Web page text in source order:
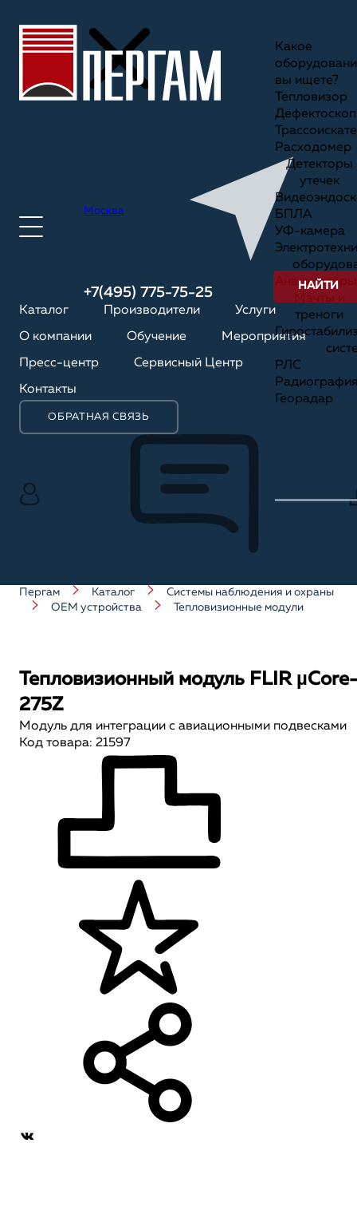
Москва
+7(495) 775-75-25
Каталог Производители Услуги
О компании Обучение Мероприятия
Пресс-центр Сервисный Центр
Контакты
ОБРАТНАЯ СВЯЗЬ
Какое
вы ищете?
Тепловизор
Дефектоскоп
Расходомер
Детекторы
утечек
БПЛА
УФ-камера
Анализаторы
треноги
РЛС
Георадар
НАЙТИ
Пергам Каталог
Системы наблюдения и охраны
OEM устройства
Тепловизионные модули
Тепловизионный модуль FLIR
275Z
Модуль для интеграции с авиационными подвесками
Код товара: 21597